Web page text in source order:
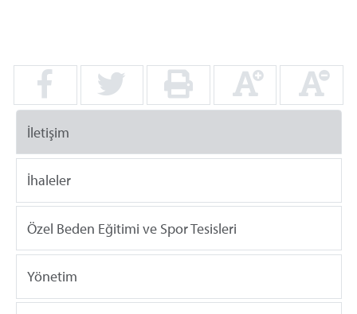
İletişim
İhaleler
Özel Beden Eğitimi ve Spor Tesisleri
Yönetim